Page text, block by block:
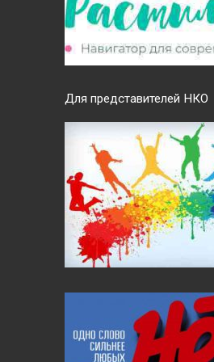
Для представителей НКО